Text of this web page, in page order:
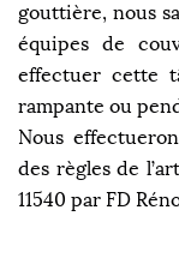
gouttière, nous
équipes de
effectuer cette
rampante ou
Nous
des règles de
11540 par FD